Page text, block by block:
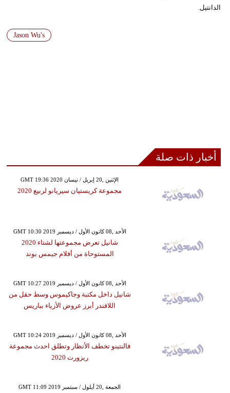
فيديو
الدانتيل.
Jason Wu's
أخبار ذات صلة
GMT 19:36 2020 الإثنين ,20 إبريل / نيسان
مجموعة كريستيان سيريانو لربيع 2020
GMT 10:30 2019 الأحد ,08 كانون الأول / ديسمبر
شانيل تعرض مجموعتها لشتاء 2020
المستوحاة من أفلام جيمس بوند
GMT 10:27 2019 الأحد ,08 كانون الأول / ديسمبر
شانيل داخل مكتبة وجاكيموس وسط حقل من
اللافندر أبرز عروض الأزياء بباريس
GMT 10:24 2019 الأحد ,08 كانون الأول / ديسمبر
فالنتينو تخطف الأنظار وتطلق احدث مجموعة
ريزورت 2020
GMT 11:09 2019 الجمعة ,20 أيلول / سبتمبر